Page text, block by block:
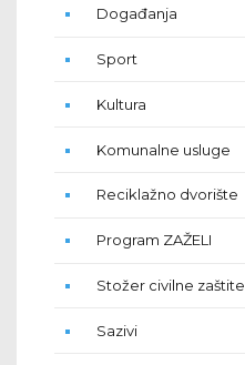
Događanja
Sport
Kultura
Komunalne usluge
Reciklažno dvorište
Program ZAŽELI
Stožer civilne zaštite
Sazivi